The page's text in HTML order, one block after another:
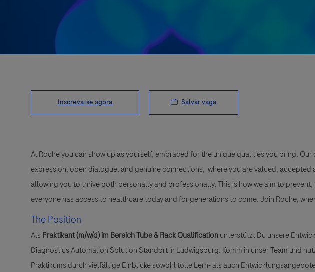
Inscreva-se agora Salvar vaga
At Roche you can show up as yourself, embraced for the unique qualities you bring.
expression, open dialogue, and genuine connections, where you are valued, accepted
allowing you to thrive both personally and professionally. This is how we aim to
everyone has access to healthcare today and for generations to come. Join Roche,
The Position
Als Praktikant (m/w/d) im Bereich Tube & Rack Qualificationunterstützt Du unsere
Diagnostics Automation Solution Standort in Ludwigsburg. Komm in unser Team und
Praktikums durch vielfältige Einblicke sowohl tolle Lern- als auch